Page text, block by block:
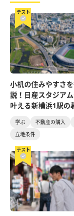
テスト
小机の住みやすさ
説！日産スタジア
叶える新横浜1駅の
学ぶ 不動産の購入
立地条件
テスト